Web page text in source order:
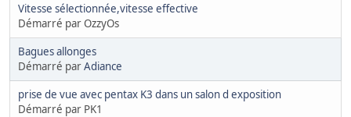
Vitesse sélectionnée,vitesse effective
Démarré par OzzyOs
Bagues allonges
Démarré parAdiance
prise de vue avec pentax K3 dans un salon d exposition
Démarré par PK1